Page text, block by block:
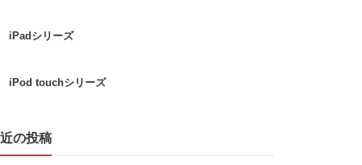
iPadシリーズ
iPod touchシリーズ
の投稿